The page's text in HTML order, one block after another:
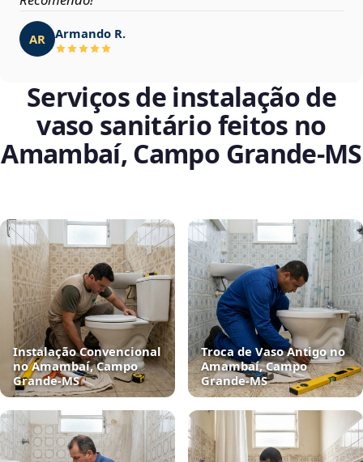
AR Armando R.
Serviços de instalação de
vaso sanitário feitos no
Amambaí, Campo Grande‑MS
Instalação Convencional
no Amambaí, Campo
Grande‑MS
Troca de Vaso Antigo no
Amambaí, Campo
Grande‑MS